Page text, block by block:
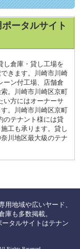
ータルサイト
し倉庫・貸し工場を
きます。川崎市川崎
ーン付工場、店舗倉
。川崎市川崎区京町
い方にはオーナーサ
。川崎市川崎区京町
のテナント様には貸
工も承ります。貸し
川地区最大級のテナ
地域や広いヤード、
庫も多数掲載。
タルサイトはテナン